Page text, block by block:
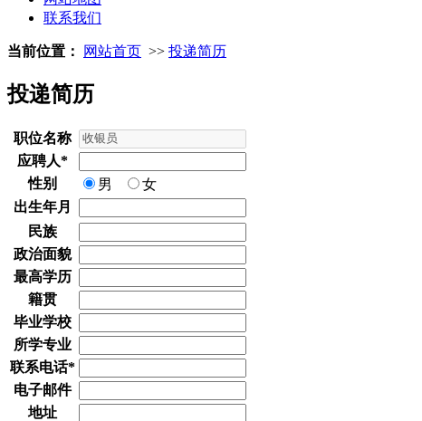
联系我们
当前位置： 网站首页 >> 投递简历
投递简历
职位名称
应聘人*
性别
男
女
出生年月
民族
政治面貌
最高学历
籍贯
毕业学校
所学专业
联系电话*
电子邮件
地址